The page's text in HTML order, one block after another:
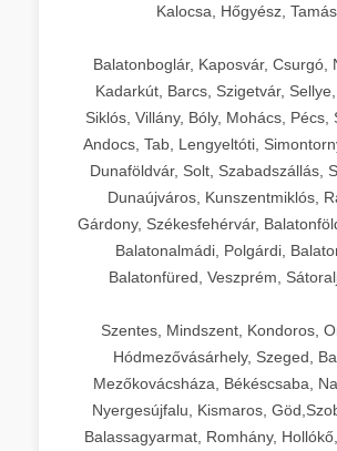
Kalocsa, Hőgyész,
Balatonboglár, Kaposvár, Csurgó,
Kadarkút, Barcs, Szigetvár,
Siklós, Villány, Bóly, Mohács, Pécs,
Andocs, Tab, Lengyeltóti,
Dunaföldvár, Solt, Szabadszállás,
Dunaújváros, Kunszentmiklós,
Gárdony, Székesfehérvár,
Balatonalmádi, Polgárdi,
Balatonfüred, Veszprém,
Szentes, Mindszent, Kondoros,
Hódmezővásárhely, Szeged,
Mezőkovácsháza, Békéscsaba,
Nyergesújfalu, Kismaros,
Balassagyarmat, Romhány,